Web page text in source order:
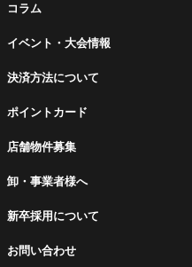
コラム
イベント・⼤会情報
決済方法について
ポイントカード
店舗物件募集
卸・事業者様へ
新卒採用について
お問い合わせ